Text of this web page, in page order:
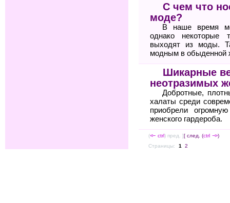
С чем что
моде?
В наше время
однако некоторые
выходят из моды.
модным в обыденной
Шикарные
неотразимых
Добротные,
халаты среди
приобрели
женского гардероба.
(<-- ctrl) пред. ][ след. (ctrl --> )
Страницы:
1 2